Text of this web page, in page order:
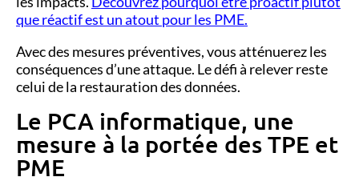
que réactif est un atout pour les PME.
Avec des mesures préventives, vous atténuerez les
conséquences d’une attaque. Le défi à relever reste
celui de la restauration des données.
Le PCA informatique, une
mesure à la portée des TPE et
PME